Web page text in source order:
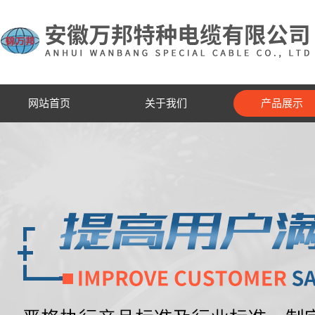
网站首页 关于我们 产品展示